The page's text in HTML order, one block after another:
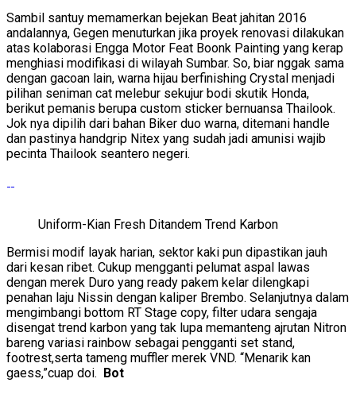
Sambil santuy memamerkan bejekan Beat jahitan 2016
andalannya, Gegen menuturkan jika proyek renovasi dilakukan
atas kolaborasi Engga Motor Feat Boonk Painting yang kerap
menghiasi modifikasi di wilayah Sumbar. So, biar nggak sama
dengan gacoan lain, warna hijau berfinishing Crystal menjadi
pilihan seniman cat melebur sekujur bodi skutik Honda,
berikut pemanis berupa custom sticker bernuansa Thailook.
Jok nya dipilih dari bahan Biker duo warna, ditemani handle
dan pastinya handgrip Nitex yang sudah jadi amunisi wajib
pecinta Thailook seantero negeri.
Uniform-Kian Fresh Ditandem Trend Karbon
Bermisi modif layak harian, sektor kaki pun dipastikan jauh
dari kesan ribet. Cukup mengganti pelumat aspal lawas
dengan merek Duro yang ready pakem kelar dilengkapi
penahan laju Nissin dengan kaliper Brembo. Selanjutnya dalam
mengimbangi bottom RT Stage copy, filter udara sengaja
disengat trend karbon yang tak lupa memanteng ajrutan Nitron
bareng variasi rainbow sebagai pengganti set stand,
footrest,serta tameng muffler merek VND. “Menarik kan
gaess,”cuap doi. Bot